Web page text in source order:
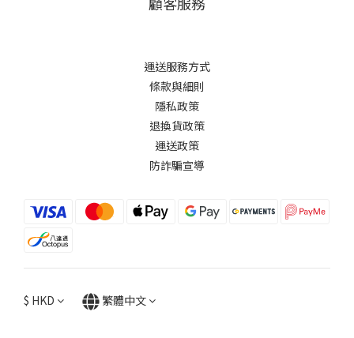
運送服務方式
條款與細則
隱私政策
退換貨政策
運送政策
防詐騙宣導
$ HKD 繁體中文